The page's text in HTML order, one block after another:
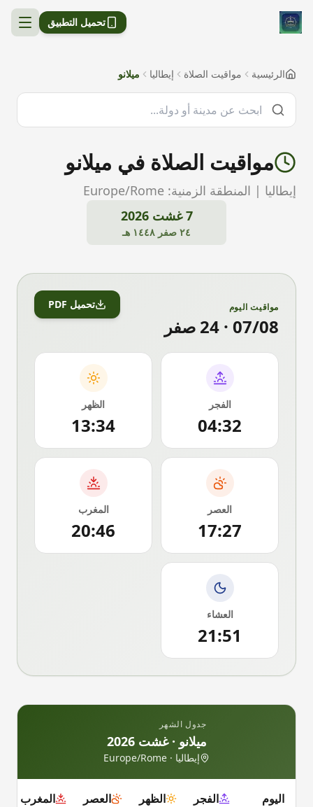
تحميل التطبيق
الرئيسية مواقيت الصلاة إيطاليا ميلانو
مواقيت الصلاة في ميلانو
إيطاليا | المنطقة الزمنية: Europe/Rome
7 غشت 2026
٢٤ صفر ١٤٤٨ هـ
مواقيت اليوم
07/08
· 24 صفر
تحميل PDF
الفجر
04:32
الظهر
13:34
العصر
17:27
المغرب
20:46
العشاء
21:51
جدول الشهر
ميلانو ·غشت 2026
إيطاليا ·
Europe/Rome
اليوم الفجر الظهر العصر المغرب